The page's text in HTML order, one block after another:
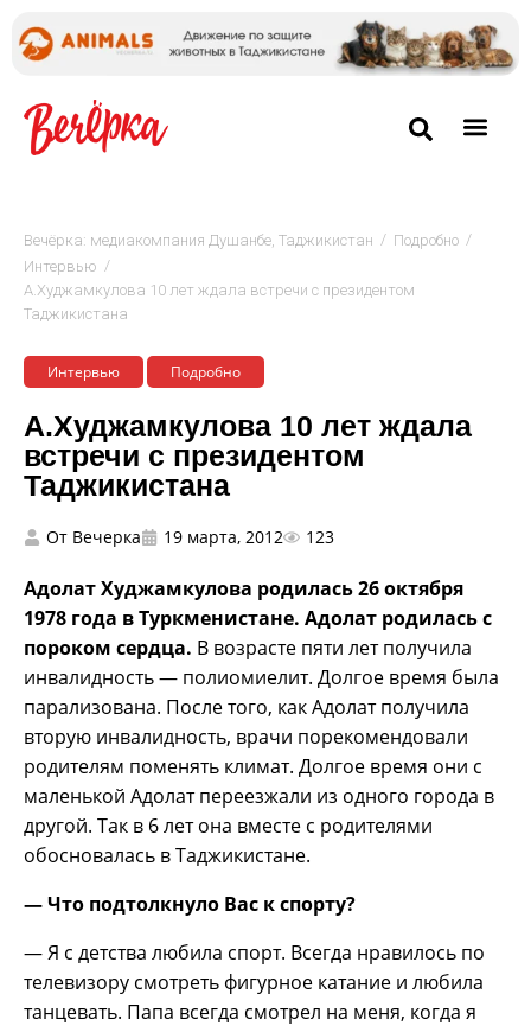
Вечёрка: медиакомпания Душанбе, Таджикистан / Подробно /
Интервью /
А.Худжамкулова 10 лет ждала встречи с президентом
Таджикистана
Интервью Подробно
А.Худжамкулова 10 лет ждала
встречи с президентом
Таджикистана
От Вечерка 19 марта, 2012 123
Адолат Худжамкулова родилась 26 октября
1978 года в Туркменистане. Адолат родилась с
пороком сердца. В возрасте пяти лет получила
инвалидность — полиомиелит. Долгое время была
парализована. После того, как Адолат получила
вторую инвалидность, врачи порекомендовали
родителям поменять климат. Долгое время они с
маленькой Адолат переезжали из одного города в
другой. Так в 6 лет она вместе с родителями
обосновалась в Таджикистане.
— Что подтолкнуло Вас к спорту?
— Я с детства любила спорт. Всегда нравилось по
телевизору смотреть фигурное катание и любила
танцевать. Папа всегда смотрел на меня, когда я